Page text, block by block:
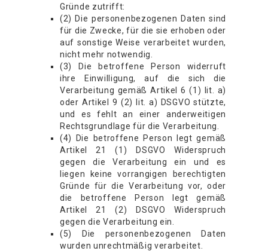
Gründe zutrifft:
(2) Die personenbezogenen Daten sind
für die Zwecke, für die sie erhoben oder
auf sonstige Weise verarbeitet wurden,
nicht mehr notwendig.
(3) Die betroffene Person widerruft
ihre Einwilligung, auf die sich die
Verarbeitung gemäß Artikel 6 (1) lit. a)
oder Artikel 9 (2) lit. a) DSGVO stützte,
und es fehlt an einer anderweitigen
Rechtsgrundlage für die Verarbeitung.
(4) Die betroffene Person legt gemäß
Artikel 21 (1) DSGVO Widerspruch
gegen die Verarbeitung ein und es
liegen keine vorrangigen berechtigten
Gründe für die Verarbeitung vor, oder
die betroffene Person legt gemäß
Artikel 21 (2) DSGVO Widerspruch
gegen die Verarbeitung ein.
(5) Die personenbezogenen Daten
wurden unrechtmäßig verarbeitet.